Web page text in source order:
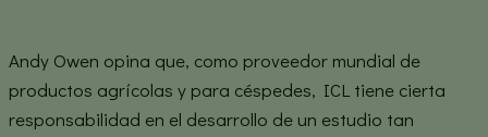
Andy Owen opina que, como proveedor mundial de
productos agrícolas y para céspedes, ICL tiene cierta
responsabilidad en el desarrollo de un estudio tan